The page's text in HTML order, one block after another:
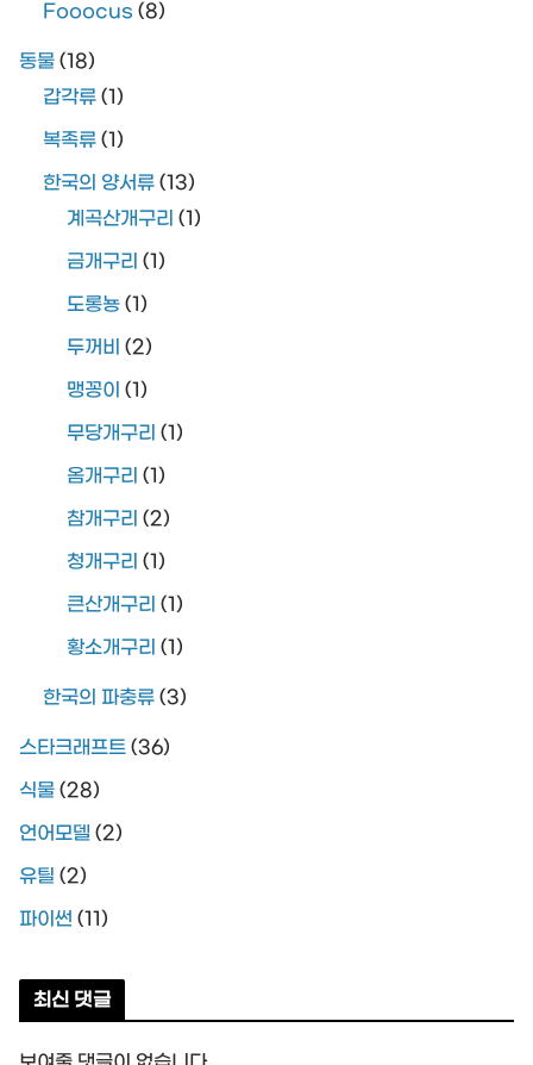
Fooocus (8)
동물 (18)
갑각류 (1)
복족류 (1)
한국의 양서류 (13)
계곡산개구리 (1)
금개구리 (1)
도롱뇽 (1)
두꺼비 (2)
맹꽁이 (1)
무당개구리 (1)
옴개구리 (1)
참개구리 (2)
청개구리 (1)
큰산개구리 (1)
황소개구리 (1)
한국의 파충류 (3)
스타크래프트 (36)
식물 (28)
언어모델 (2)
유틸 (2)
파이썬 (11)
최신 댓글